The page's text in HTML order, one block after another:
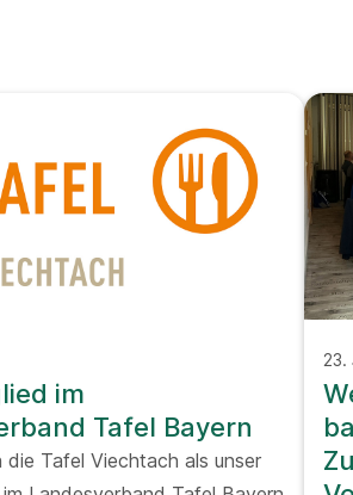
im
Tafel Bayern
die Tafel Viechtach als unser
23.